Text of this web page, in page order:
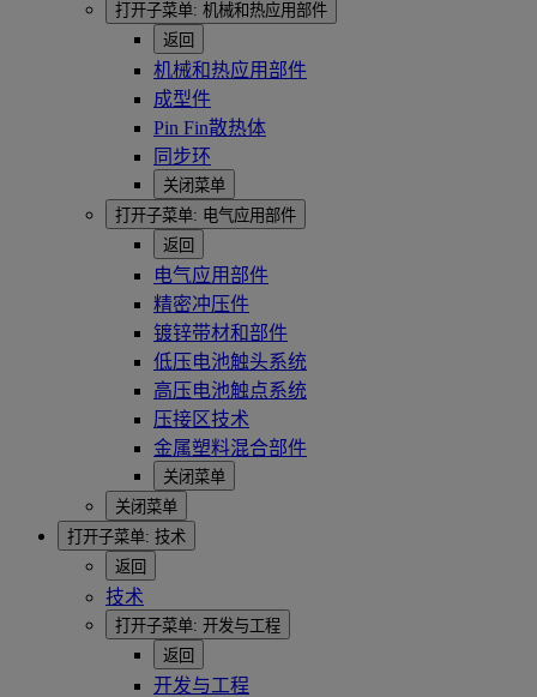
打开子菜单: 机械和热应用部件
返回
机械和热应用部件
成型件
Pin Fin散热体
同步环
关闭菜单
打开子菜单: 电气应用部件
返回
电气应用部件
精密冲压件
镀锌带材和部件
低压电池触头系统
高压电池触点系统
压接区技术
金属塑料混合部件
关闭菜单
关闭菜单
打开子菜单: 技术
返回
技术
打开子菜单: 开发与工程
返回
开发与工程